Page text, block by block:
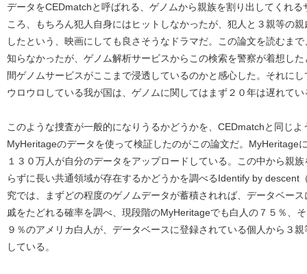
データをCEDmatchと呼ばれる、ゲノムから親族を割り出してくれ
ころ、もちろん犯人自身にはヒットしなかったが、犯人と３親等の
したという、映画にしても良さそうなドラマだ。この論文を読むま
知らなかったが、ゲノム解析サービスからこの検索を警察が着想し
間ゲノムサービスがここまで浸透しているのかと感心した。それに
ウロウロしている我が国は、ゲノムに関してはまず２０年は遅れて
このような捜査が一般的になりうるかどうかを、CEDmatchと同じ
MyHeritageのデータを使って検証したのがこの論文だ。MyHeritage
１３０万人が自分のデータをアップロードしている。この中から親
らずに長い共通領域が存在するかどうかを調べるIdentify by descent
究では、まずどの程度のゲノムデータが蓄積されれば、データベー
戚をたどれる確率を調べ、現段階のMyHeritageでも白人の７５％、
９％のアメリカ白人が、データベースに登録されている個人から３
している。